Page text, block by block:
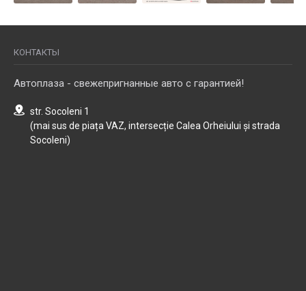
КОНТАКТЫ
Автоплаза - свежепригнанные авто с гарантией!
str. Socoleni 1
(mai sus de piața VAZ, intersecție Calea Orheiului și strada
Socoleni)